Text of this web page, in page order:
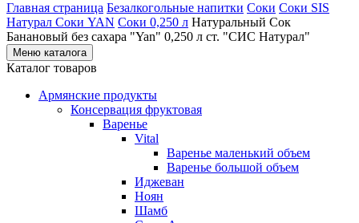
Главная страница Безалкогольные напитки Соки Соки SIS
Натурал Соки YAN Соки 0,250 л Натуральный Сок
Банановый без сахара "Yan" 0,250 л ст. "СИС Натурал"
Меню каталога
Каталог товаров
Армянские продукты
Консервация фруктовая
Варенье
Vital
Варенье маленький объем
Варенье большой объем
Иджеван
Ноян
Шамб